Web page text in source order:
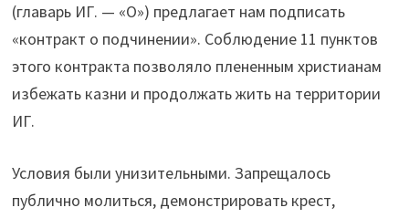
(главарь ИГ. — «О») предлагает нам подписать
«контракт о подчинении». Соблюдение 11 пунктов
этого контракта позволяло плененным христианам
избежать казни и продолжать жить на территории
ИГ.
Условия были унизительными. Запрещалось
публично молиться, демонстрировать крест,